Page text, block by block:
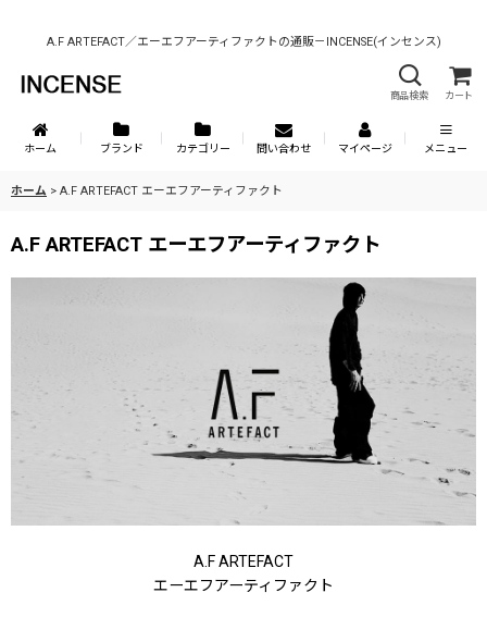
A.F ARTEFACT／エーエフアーティファクトの通販－INCENSE(インセンス)
商品検索 カート
ホーム ブランド カテゴリー 問い合わせ マイページ メニュー
ホーム > A.F ARTEFACT エーエフアーティファクト
A.F ARTEFACT エーエフアーティファクト
A.F ARTEFACT
エーエフアーティファクト